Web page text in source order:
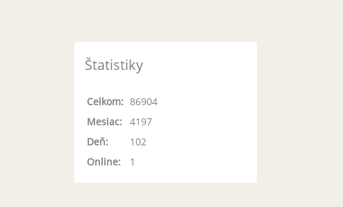
Štatistiky
Online: 1
Celkom: 86904
Mesiac: 4197
Deň:
102